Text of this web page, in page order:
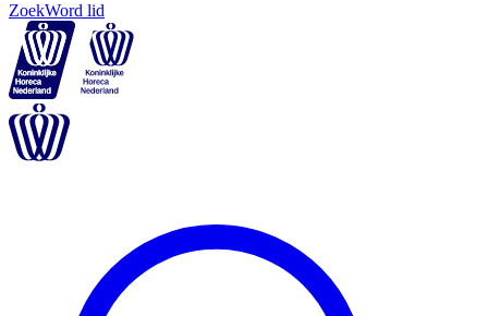
ZoekWord lid